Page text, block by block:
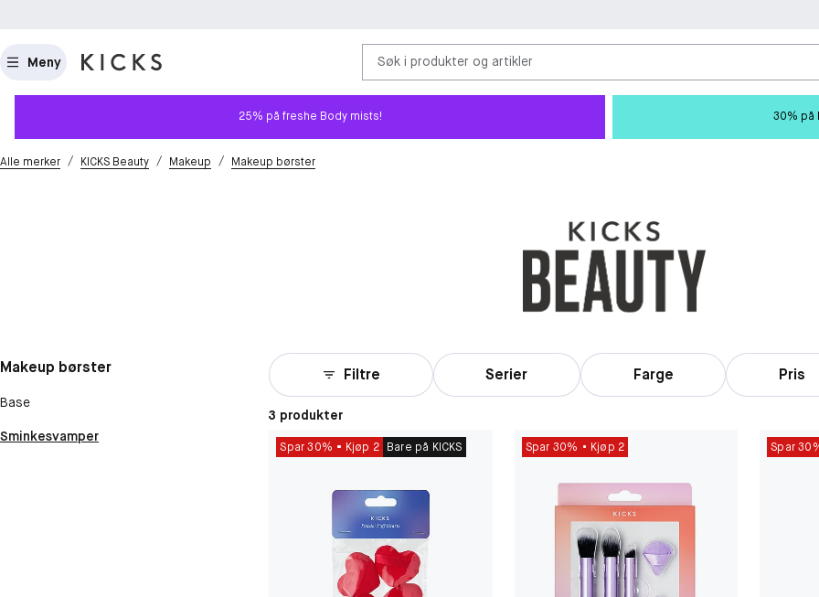
Meny Søk i produkter og artikler
25% på freshe Body mists! 30% på
Alle merker / KICKS Beauty / Makeup / Makeup børster
Makeup børster
Base
Sminkesvamper
Filtre Serier Farge Pris
3 produkter
Spar 30% Kjøp 2 Bare på KICKS Spar 30% Kjøp 2 Spar